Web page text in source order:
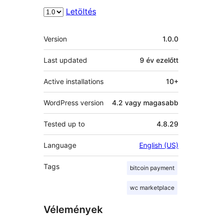
Letöltés
Meta
Version 1.0.0
Last updated 9 év ezelőtt
Active installations 10+
WordPress version 4.2 vagy magasabb
Tested up to 4.8.29
Language English (US)
Tags bitcoin payment
wc marketplace
Vélemények